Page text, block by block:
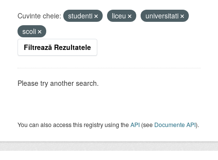
Cuvinte cheie: studenti liceu
universitati
scoli
Filtrează Rezultatele
Please try another search.
You can also access this registry using theAPI (see Documente API).